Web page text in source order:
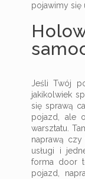
pojawimy się
Jeśli Twój
jakikolwiek
się sprawą
pojazd, ale
warsztatu.
naprawą
usługi i
forma door
pojazd,